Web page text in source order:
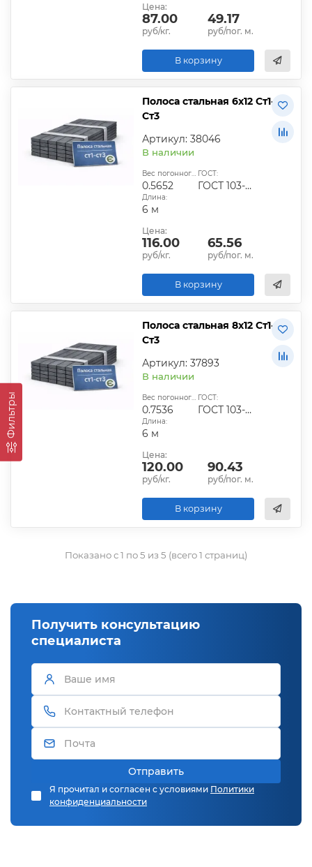
Фильтры
Цена:
87.00
руб/кг.
49.17
руб/пог. м.
В корзину
Полоса стальная 6х12 Ст1-
Ст3
Артикул: 38046
В наличии
Вес погонного метра, кг:
0.5652
ГОСТ:
ГОСТ 103-2006
Длина:
6 м
Цена:
116.00
руб/кг.
65.56
руб/пог. м.
В корзину
Полоса стальная 8х12 Ст1-
Ст3
Артикул: 37893
В наличии
Вес погонного метра, кг:
0.7536
ГОСТ:
ГОСТ 103-2006
Длина:
6 м
Цена:
120.00
руб/кг.
90.43
руб/пог. м.
В корзину
Показано с 1 по 5 из 5 (всего 1 страниц)
Получить консультацию
специалиста
Отправить
Я прочитал и согласен с условиями Политики
конфиденциальности